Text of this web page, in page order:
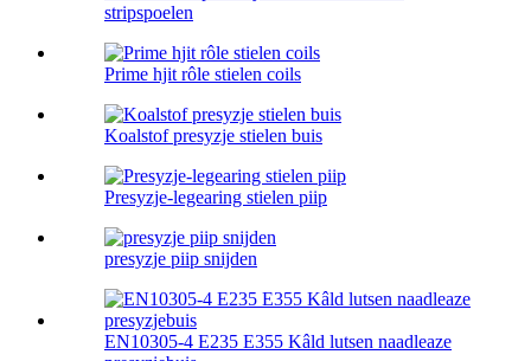
stripspoelen
Prime hjit rôle stielen coils
Koalstof presyzje stielen buis
Presyzje-legearing stielen piip
presyzje piip snijden
EN10305-4 E235 E355 Kâld lutsen naadleaze